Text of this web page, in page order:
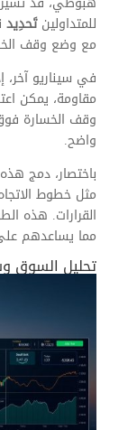
للمتداولينتَحدِيد
مع وضع وقف
مقاومة، يمكن
وقف الخسارة
واضح.
باختصار، دمج
مثل خطوط
القرارات. هذه
مما يساعدهم
تحليل السوق